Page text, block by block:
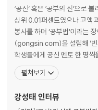
‘공신’ 혹은 ‘공부의 신’으로
상위 0.01퍼센트였으나 고액
봉사를 하며 ‘공부법’이라는
(gongsin.com)을 설립해 ‘빈
학생들에게 공신 멘토 한 명씩
천하고 있으며, 회원 수는 100
은 모두 베스트셀러에 오르며
고, 총 조회 수는 3억 6000
펼쳐보기
강성태 인터뷰